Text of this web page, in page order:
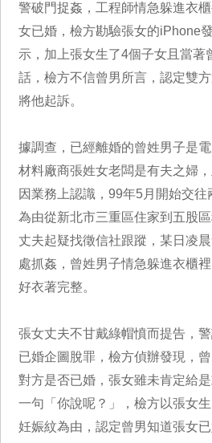
警破門捉姦，工程師情急躲進衣
女已婚，檢方勘驗張女的iPhone
示，加上張女生了4個子女且當著
話，檢方不信曾男所言，認定雙
將他起訴。
據調查，已經離婚的曾姓男子是
材料廠商張姓女老闆是有夫之婦
因業務上認識，99年5月開始交
為由從新北市三重區住家到五股
丈夫起疑找徵信社跟蹤，某日凌
處抓姦，曾姓男子情急躲進衣櫃
好衣著完整。
張女丈夫不甘戴綠帽憤而提告，
已婚企圖脫罪，檢方偵辦發現，
對方是否已婚，張女雖未肯定給
一句「你說呢？」，檢方以張女
妊娠紋為由，認定曾男知道張女已